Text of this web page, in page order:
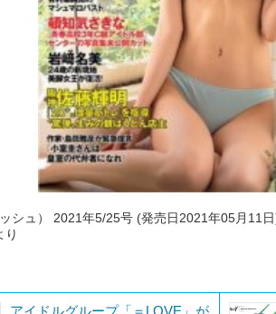
シュ） 2021年5/25号 (発売日2021年05月11
り